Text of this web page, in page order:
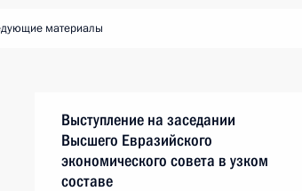
материалы
Выступление на заседании
Высшего Евразийского
экономического совета в узком
составе